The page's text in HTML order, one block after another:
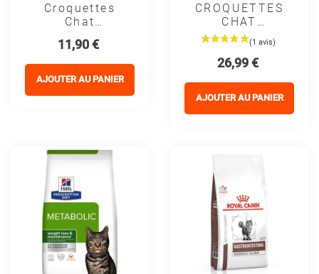
Croquettes
Chat
CAT RENAL
SELECT -
Royal Canin
Prix
11,90 €
AJOUTER AU PANIER
CROQUETTES
CHAT
VETERINARY
HPM CAT G1
DIGESTIVE
Prix
26,99 €
AJOUTER AU PANIER